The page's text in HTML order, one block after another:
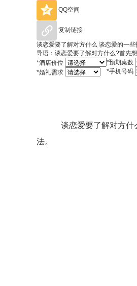
QQ空间
复制链接
谈恋爱要了解对方什么 谈恋爱的一
导语：谈恋爱要了解对方什么?首先
*酒店价位
*婚礼需求
*预期桌数
*手机号码
谈恋爱要了解对方什么
法。